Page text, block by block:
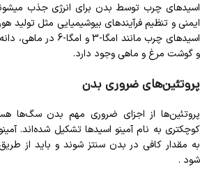
اسیدهای چرب توسط بدن برای انرژی جذب
ایمنی و تنظیم فرآیند‌های بیوشیمیایی مثل تولید
اسیدهای چرب مانند
و گوشت مرغ و ماهی وجود دارد.
پروتئین‌های ضروری بدن
پروتئین‌ها از اجزای ضروری مهم بدن سگ‌ها
کوچکتری به نام آمینو اسیدها تشکیل شده‌اند.
به مقدار کافی در بدن سنتز شوند و باید از
شود .